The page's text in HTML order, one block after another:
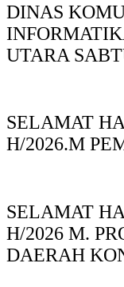
DINAS
UTARA
SELAMAT
H/2026.M
SELAMAT
H/2026 M.
DAERAH